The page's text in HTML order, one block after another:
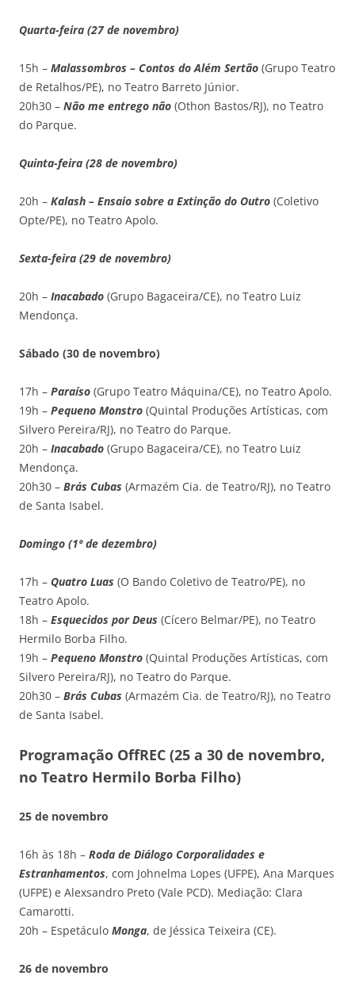
Quarta-feira (27 de novembro)
15h – Malassombros – Contos do Além Sertão (Grupo Teatro
de Retalhos/PE), no Teatro Barreto Júnior.
20h30 – Não me entrego não (Othon Bastos/RJ), no Teatro
do Parque.
Quinta-feira (28 de novembro)
20h – Kalash – Ensaio sobre a Extinção do Outro (Coletivo
Opte/PE), no Teatro Apolo.
Sexta-feira (29 de novembro)
20h – Inacabado (Grupo Bagaceira/CE), no Teatro Luiz
Mendonça.
Sábado (30 de novembro)
17h – Paraíso (Grupo Teatro Máquina/CE), no Teatro Apolo.
19h – Pequeno Monstro (Quintal Produções Artísticas, com
Silvero Pereira/RJ), no Teatro do Parque.
20h – Inacabado (Grupo Bagaceira/CE), no Teatro Luiz
Mendonça.
20h30 – Brás Cubas (Armazém Cia. de Teatro/RJ), no Teatro
de Santa Isabel.
Domingo (1º de dezembro)
17h – Quatro Luas (O Bando Coletivo de Teatro/PE), no
Teatro Apolo.
18h – Esquecidos por Deus (Cícero Belmar/PE), no Teatro
Hermilo Borba Filho.
19h – Pequeno Monstro (Quintal Produções Artísticas, com
Silvero Pereira/RJ), no Teatro do Parque.
20h30 – Brás Cubas (Armazém Cia. de Teatro/RJ), no Teatro
de Santa Isabel.
Programação OffREC (25 a 30 de novembro,
no Teatro Hermilo Borba Filho)
25 de novembro
16h às 18h – Roda de Diálogo Corporalidades e
Estranhamentos, com Johnelma Lopes (UFPE), Ana Marques
(UFPE) e Alexsandro Preto (Vale PCD). Mediação: Clara
Camarotti.
20h – Espetáculo Monga, de Jéssica Teixeira (CE).
26 de novembro